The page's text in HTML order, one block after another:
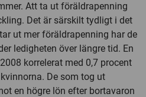
Att ta ut föräldrapenning
Det är särskilt tydligt i det
ut mer föräldrapenning har de
ledigheten över längre tid. En
korrelerat med 0,7 procent
De som tog ut
en högre lön efter bortavaron